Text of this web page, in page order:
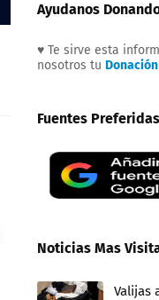
Ayudanos
♥ Te sirve esta
nosotros tu
Fuentes
Noticias Mas
Valijas